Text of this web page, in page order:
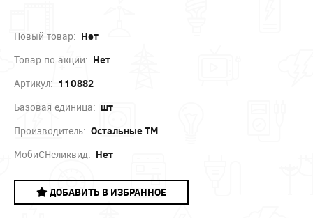
Новый товар: Нет
Товар по акции: Нет
Артикул: 110882
Базовая единица: шт
Производитель: Остальные ТМ
МобиСНеликвид: Нет
ДОБАВИТЬ В ИЗБРАННОЕ